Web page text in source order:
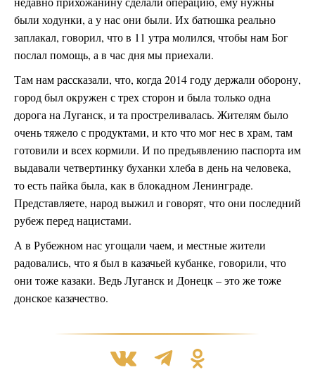
были ходунки, а у нас они были. Их батюшка реально
заплакал, говорил, что в 11 утра молился, чтобы нам Бог
послал помощь, а в час дня мы приехали.
Там нам рассказали, что, когда 2014 году держали оборону,
город был окружен с трех сторон и была только одна
дорога на Луганск, и та простреливалась. Жителям было
очень тяжело с продуктами, и кто что мог нес в храм, там
готовили и всех кормили. И по предъявлению паспорта им
выдавали четвертинку буханки хлеба в день на человека,
то есть пайка была, как в блокадном Ленинграде.
Представляете, народ выжил и говорят, что они последний
рубеж перед нацистами.
А в Рубежном нас угощали чаем, и местные жители
радовались, что я был в казачьей кубанке, говорили, что
они тоже казаки. Ведь Луганск и Донецк – это же тоже
донское казачество.